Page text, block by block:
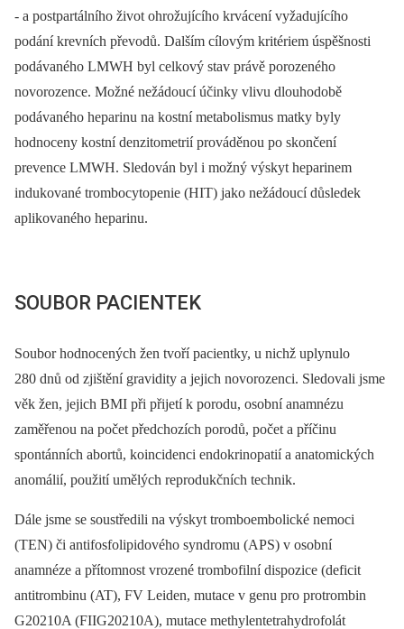
-⁠ a postpartálního život ohrožujícího krvácení vyžadujícího
podání krevních převodů. Dalším cílovým kritériem úspěšnosti
podávaného LMWH byl celkový stav právě porozeného
novorozence. Možné nežádoucí účinky vlivu dlouhodobě
podávaného heparinu na kostní metabolismus matky byly
hodnoceny kostní denzitometrií prováděnou po skončení
prevence LMWH. Sledován byl i možný výskyt heparinem
indukované trombocytopenie (HIT) jako nežádoucí důsledek
aplikovaného heparinu.
SOUBOR PACIENTEK
Soubor hodnocených žen tvoří pacientky, u nichž uplynulo
280 dnů od zjištění gravidity a jejich novorozenci. Sledovali jsme
věk žen, jejich BMI při přijetí k porodu, osobní anamnézu
zaměřenou na počet předchozích porodů, počet a příčinu
spontánních abortů, koincidenci endokrinopatií a anatomických
anomálií, použití umělých reprodukčních technik.
Dále jsme se soustředili na výskyt tromboembolické nemoci
(TEN) či antifosfolipidového syndromu (APS) v osobní
anamnéze a přítomnost vrozené trombofilní dispozice (deficit
antitrombinu (AT), FV Leiden, mutace v genu pro protrombin
G20210A (FIIG20210A), mutace methylentetrahydrofolát